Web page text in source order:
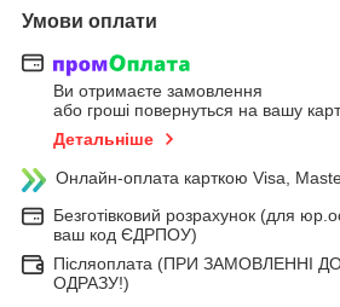
Умови оплати
Ви отримаєте замовлення
або гроші повернуться на вашу
Детальніше
Онлайн-оплата карткою Visa,
Безготівковий розрахунок (для
ваш код ЄДРПОУ)
Післяоплата (ПРИ ЗАМОВЛЕННІ
ОДРАЗУ!)